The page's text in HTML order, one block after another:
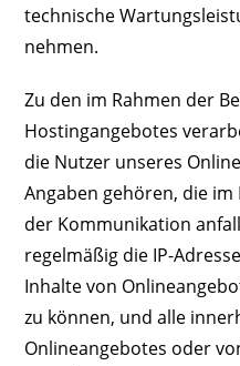
technische
nehmen.
Zu den im Rahmen der
Hostingangebotes
die Nutzer unseres
Angaben gehören, die
der Kommunikation
regelmäßig die IP-
Inhalte von
zu können, und alle
Onlineangebotes oder